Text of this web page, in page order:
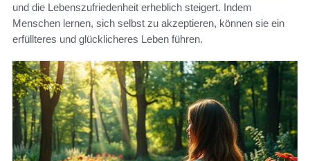
und die Lebenszufriedenheit erheblich steigert. Indem
Menschen lernen, sich selbst zu akzeptieren, können sie ein
erfüllteres und glücklicheres Leben führen.